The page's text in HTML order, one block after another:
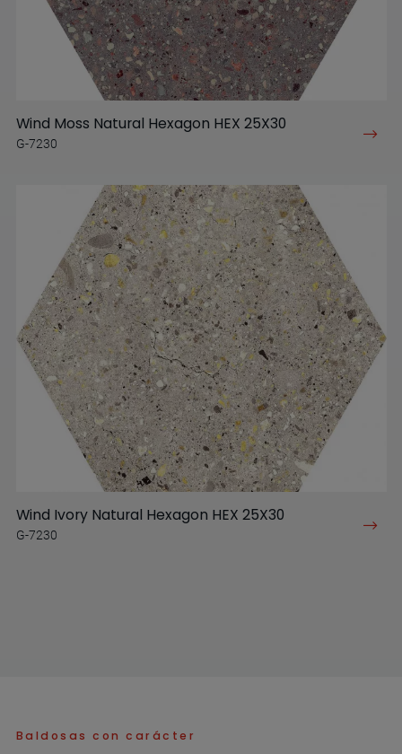
Wind Moss Natural Hexagon HEX 25X30
G-7230
Wind Ivory Natural Hexagon HEX 25X30
G-7230
Baldosas con carácter